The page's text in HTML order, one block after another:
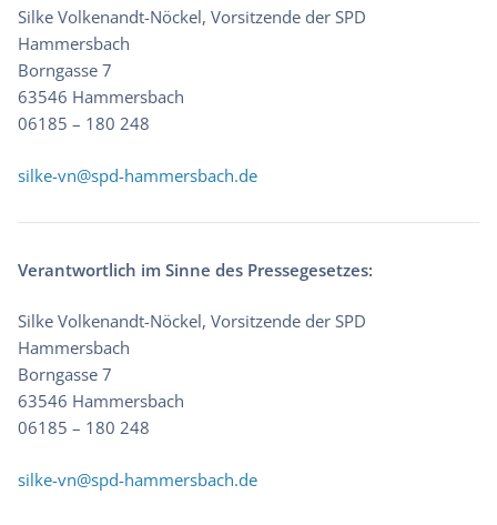
Silke Volkenandt-Nöckel, Vorsitzende der SPD
Hammersbach
Borngasse 7
63546 Hammersbach
06185 – 180 248
silke-vn@spd-hammersbach.de
Verantwortlich im Sinne des Pressegesetzes:
Silke Volkenandt-Nöckel, Vorsitzende der SPD
Hammersbach
Borngasse 7
63546 Hammersbach
06185 – 180 248
silke-vn@spd-hammersbach.de